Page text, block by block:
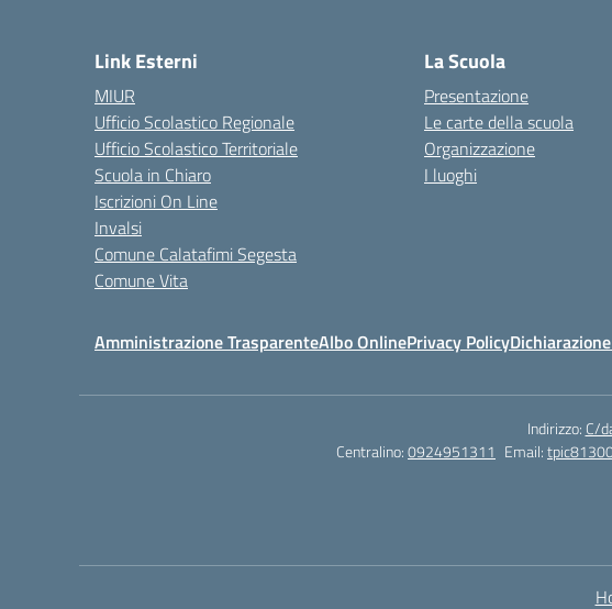
Link Esterni
MIUR
Ufficio Scolastico Regionale
Ufficio Scolastico Territoriale
Scuola in Chiaro
Iscrizioni On Line
Invalsi
Comune Calatafimi Segesta
Comune Vita
La Scuola
Presentazione
Le carte della scuola
Organizzazione
I luoghi
Amministrazione TrasparenteAlbo OnlinePrivacy Policy
Indirizzo: C/
Centralino:0924951311 Email: